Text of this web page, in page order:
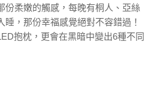
份柔嫩的觸感，每晚有桐人、亞絲
，那份幸福感覺絕對不容錯過！
抱枕，更會在黑暗中變出6種不同